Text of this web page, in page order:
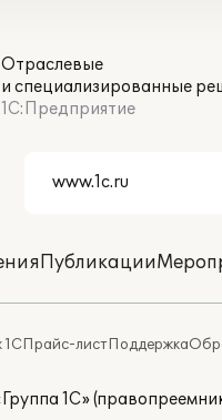
Отраслевые
и специализированные
1С:Предприятие
Публикации
1СПрайс-листПоддержка
1С»